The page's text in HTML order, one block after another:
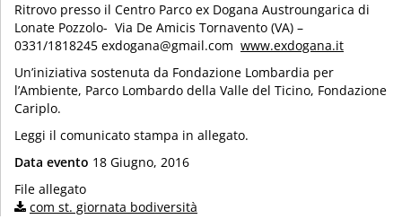
Ritrovo presso il Centro Parco ex Dogana Austroungarica di
Lonate Pozzolo- Via De Amicis Tornavento (VA) –
0331/1818245 exdogana@gmail.com www.exdogana.it
Un’iniziativa sostenuta da Fondazione Lombardia per
l’Ambiente, Parco Lombardo della Valle del Ticino, Fondazione
Cariplo.
Leggi il comunicato stampa in allegato.
Data evento 18 Giugno, 2016
File allegato
com st. giornata bodiversità